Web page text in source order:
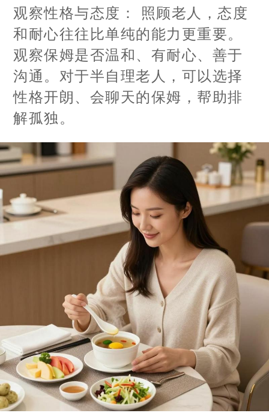
观察性格与态度： 照顾老人，态度
和耐心往往比单纯的能力更重要。
观察保姆是否温和、有耐心、善于
沟通。对于半自理老人，可以选择
性格开朗、会聊天的保姆，帮助排
解孤独。